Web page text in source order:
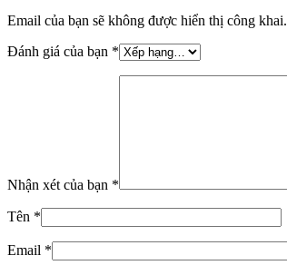
Email của bạn sẽ không được hiển thị công khai.
Đánh giá của bạn *
Nhận xét của bạn *
Tên *
Email *